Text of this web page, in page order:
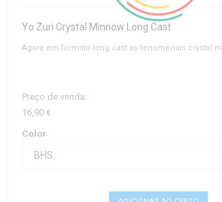
Yo Zuri Crystal Minnow Long Cast
Agora em formato long cast as fenomenais crystal
Preço de venda:
16,90 €
Color